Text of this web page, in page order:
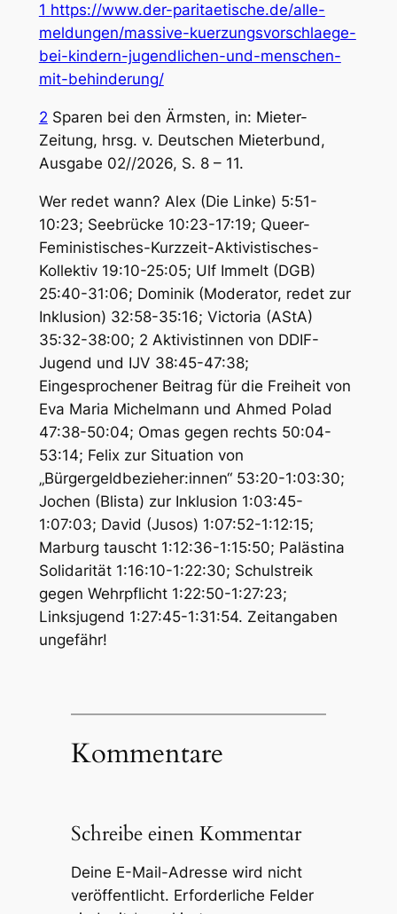
1 https://www.der-paritaetische.de/alle-
meldungen/massive-kuerzungsvorschlaege-
bei-kindern-jugendlichen-und-menschen-
mit-behinderung/
2 Sparen bei den Ärmsten, in: Mieter-
Zeitung, hrsg. v. Deutschen Mieterbund,
Ausgabe 02//2026, S. 8 – 11.
Wer redet wann? Alex (Die Linke) 5:51-
10:23; Seebrücke 10:23-17:19; Queer-
Feministisches-Kurzzeit-Aktivistisches-
Kollektiv 19:10-25:05; Ulf Immelt (DGB)
25:40-31:06; Dominik (Moderator, redet zur
Inklusion) 32:58-35:16; Victoria (AStA)
35:32-38:00; 2 Aktivistinnen von DDIF-
Jugend und IJV 38:45-47:38;
Eingesprochener Beitrag für die Freiheit von
Eva Maria Michelmann und Ahmed Polad
47:38-50:04; Omas gegen rechts 50:04-
53:14; Felix zur Situation von
„Bürgergeldbezieher:innen“ 53:20-1:03:30;
Jochen (Blista) zur Inklusion 1:03:45-
1:07:03; David (Jusos) 1:07:52-1:12:15;
Marburg tauscht 1:12:36-1:15:50; Palästina
Solidarität 1:16:10-1:22:30; Schulstreik
gegen Wehrpflicht 1:22:50-1:27:23;
Linksjugend 1:27:45-1:31:54. Zeitangaben
ungefähr!
Kommentare
Schreibe einen Kommentar
Deine E-Mail-Adresse wird nicht
veröffentlicht. Erforderliche Felder